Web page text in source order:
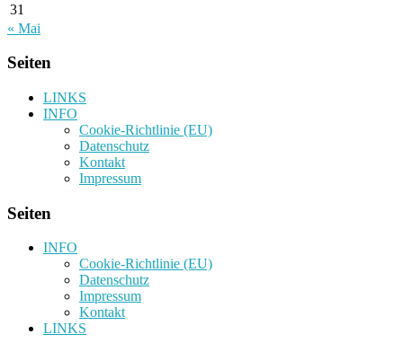
31
« Mai
Seiten
LINKS
INFO
Cookie-Richtlinie (EU)
Datenschutz
Kontakt
Impressum
Seiten
INFO
Cookie-Richtlinie (EU)
Datenschutz
Impressum
Kontakt
LINKS